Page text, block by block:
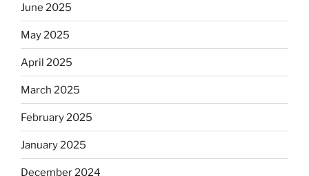
June 2025
May 2025
April 2025
March 2025
February 2025
January 2025
December 2024